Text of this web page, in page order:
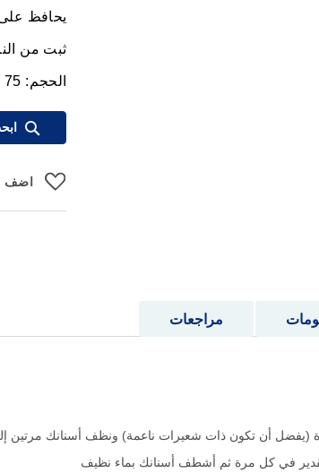
يحافظ
ثبت من
الحجم: 75 مل
اضف
(يفضل أن تكون ذات شعيرات ناعمة) ونظف أسنانك مرتين
في كل مرة ثم أشطف أسنانك بماء نظيف
مراجعات